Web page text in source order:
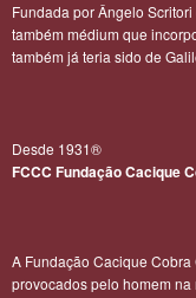
Fundada por Ângelo
também médium que
também já teria sido de
Desde 1931®️
FCCC Fundação Cacique
A Fundação Cacique
provocados pelo homem na